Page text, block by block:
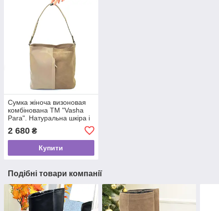
Сумка жіноча визоновая
комбінована ТМ "Vasha
Para". Натуральна шкіра і
2 680 ₴
Купити
Подібні товари компанії